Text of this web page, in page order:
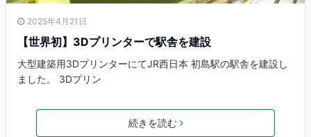
2025年4月21日
【世界初】3Dプリンターで駅舎を建設
大型建築用3DプリンターにてJR西日本 初島駅の駅舎を建設し
ました。 3Dプリン
続きを読む